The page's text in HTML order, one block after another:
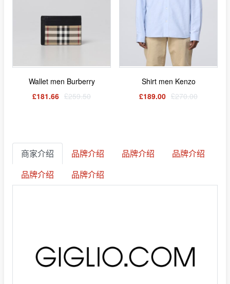
Wallet men Burberry
£181.66 £259.50
Shirt men Kenzo
£189.00 £270.00
商家介绍 品牌介绍 品牌介绍
品牌介绍
品牌介绍
品牌介绍